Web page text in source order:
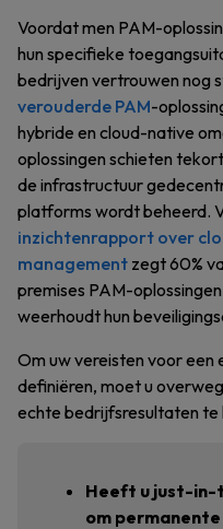
Voordat men PAM-
hun specifieke
bedrijven vertrouwen nog
verouderde PAM-
hybride en cloud-native
oplossingen schieten
de infrastructuur
platforms wordt beheerd.
inzichtenrapport over
management zegt 60%
premises PAM-
weerhoudt hun
Om uw vereisten voor
definiëren, moet u
echte bedrijfsresultaten te
Heeft u just-in-
om